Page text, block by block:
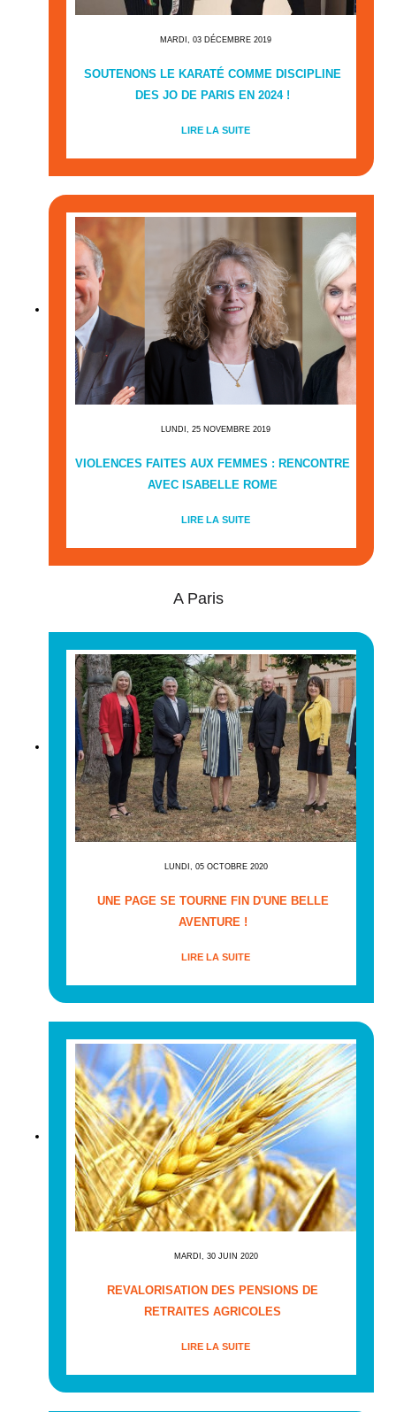
MARDI, 03 DÉCEMBRE 2019
SOUTENONS LE KARATÉ COMME DISCIPLINE
DES JO DE PARIS EN 2024 !
LIRE LA SUITE
LUNDI, 25 NOVEMBRE 2019
VIOLENCES FAITES AUX FEMMES : RENCONTRE
AVEC ISABELLE ROME
LIRE LA SUITE
A Paris
LUNDI, 05 OCTOBRE 2020
UNE PAGE SE TOURNE FIN D'UNE BELLE
AVENTURE !
LIRE LA SUITE
MARDI, 30 JUIN 2020
REVALORISATION DES PENSIONS DE
RETRAITES AGRICOLES
LIRE LA SUITE